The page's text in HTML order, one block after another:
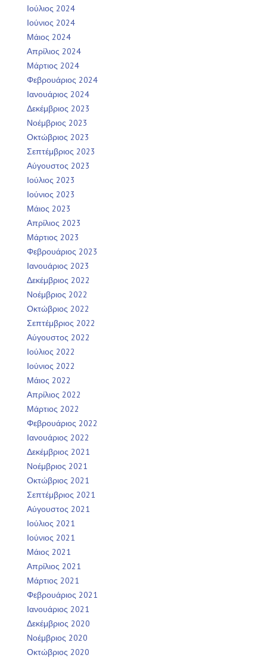
Ιούλιος 2024
Ιούνιος 2024
Μάιος 2024
Απρίλιος 2024
Μάρτιος 2024
Φεβρουάριος 2024
Ιανουάριος 2024
Δεκέμβριος 2023
Νοέμβριος 2023
Οκτώβριος 2023
Σεπτέμβριος 2023
Αύγουστος 2023
Ιούλιος 2023
Ιούνιος 2023
Μάιος 2023
Απρίλιος 2023
Μάρτιος 2023
Φεβρουάριος 2023
Ιανουάριος 2023
Δεκέμβριος 2022
Νοέμβριος 2022
Οκτώβριος 2022
Σεπτέμβριος 2022
Αύγουστος 2022
Ιούλιος 2022
Ιούνιος 2022
Μάιος 2022
Απρίλιος 2022
Μάρτιος 2022
Φεβρουάριος 2022
Ιανουάριος 2022
Δεκέμβριος 2021
Νοέμβριος 2021
Οκτώβριος 2021
Σεπτέμβριος 2021
Αύγουστος 2021
Ιούλιος 2021
Ιούνιος 2021
Μάιος 2021
Απρίλιος 2021
Μάρτιος 2021
Φεβρουάριος 2021
Ιανουάριος 2021
Δεκέμβριος 2020
Νοέμβριος 2020
Οκτώβριος 2020